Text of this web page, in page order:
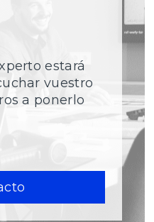
estará
vuestro
a ponerlo